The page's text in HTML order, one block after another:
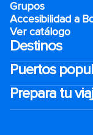
Grupos
Accesibilidad a
Ver catálogo
Destinos
Puertos
Prepara tu